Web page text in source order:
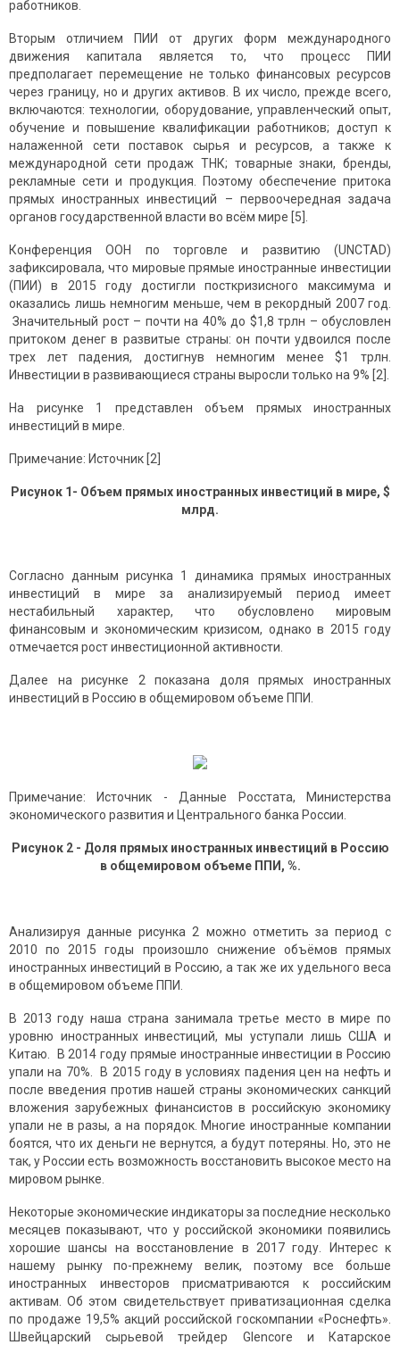
работников.
Вторым отличием ПИИ от других форм международного
движения капитала является то, что процесс ПИИ
предполагает перемещение не только финансовых ресурсов
через границу, но и других активов. В их число, прежде всего,
включаются: технологии, оборудование, управленческий опыт,
обучение и повышение квалификации работников; доступ к
налаженной сети поставок сырья и ресурсов, а также к
международной сети продаж ТНК; товарные знаки, бренды,
рекламные сети и продукция. Поэтому обеспечение притока
прямых иностранных инвестиций – первоочередная задача
органов государственной власти во всём мире [5].
Конференция ООН по торговле и развитию (UNCTAD)
зафиксировала, что мировые прямые иностранные инвестиции
(ПИИ) в 2015 году достигли посткризисного максимума и
оказались лишь немногим меньше, чем в рекордный 2007 год.
Значительный рост – почти на 40% до $1,8 трлн – обусловлен
притоком денег в развитые страны: он почти удвоился после
трех лет падения, достигнув немногим менее $1 трлн.
Инвестиции в развивающиеся страны выросли только на 9% [2].
На рисунке 1 представлен объем прямых иностранных
инвестиций в мире.
Примечание: Источник [2]
Рисунок 1- Объем прямых иностранных инвестиций в мире, $
млрд.
Согласно данным рисунка 1 динамика прямых иностранных
инвестиций в мире за анализируемый период имеет
нестабильный характер, что обусловлено мировым
финансовым и экономическим кризисом, однако в 2015 году
отмечается рост инвестиционной активности.
Далее на рисунке 2 показана доля прямых иностранных
инвестиций в Россию в общемировом объеме ППИ.
Примечание: Источник - Данные Росстата, Министерства
экономического развития и Центрального банка России.
Рисунок 2 - Доля прямых иностранных инвестиций в Россию
в общемировом объеме ППИ, %.
Анализируя данные рисунка 2 можно отметить за период с
2010 по 2015 годы произошло снижение объёмов прямых
иностранных инвестиций в Россию, а так же их удельного веса
в общемировом объеме ППИ.
В 2013 году наша страна занимала третье место в мире по
уровню иностранных инвестиций, мы уступали лишь США и
Китаю. В 2014 году прямые иностранные инвестиции в Россию
упали на 70%. В 2015 году в условиях падения цен на нефть и
после введения против нашей страны экономических санкций
вложения зарубежных финансистов в российскую экономику
упали не в разы, а на порядок. Многие иностранные компании
боятся, что их деньги не вернутся, а будут потеряны. Но, это не
так, у России есть возможность восстановить высокое место на
мировом рынке.
Некоторые экономические индикаторы за последние несколько
месяцев показывают, что у российской экономики появились
хорошие шансы на восстановление в 2017 году. Интерес к
нашему рынку по-прежнему велик, поэтому все больше
иностранных инвесторов присматриваются к российским
активам. Об этом свидетельствует приватизационная сделка
по продаже 19,5% акций российской госкомпании «Роснефть».
Швейцарский сырьевой трейдер Glencore и Катарское